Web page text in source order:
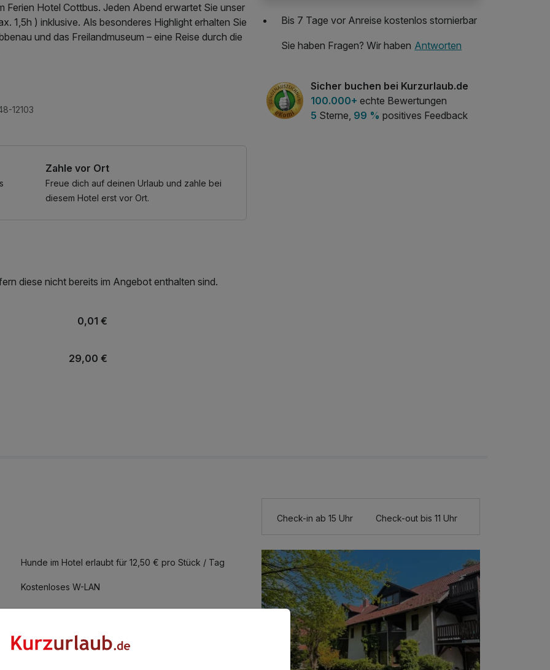
Ferien Hotel Cottbus. Jeden Abend erwartet Sie unser
1,5h ) inklusive. Als besonderes Highlight erhalten Sie
und das Freilandmuseum – eine Reise durch die
12103
Zahle vor Ort
Freue dich auf deinen Urlaub und zahle bei
diesem Hotel erst vor Ort.
diese nicht bereits im Angebot enthalten sind.
0,01 €
29,00 €
Bis 7 Tage vor Anreise kostenlos stornierbar
Sie haben Fragen? Wir haben Antworten
Sicher buchen bei Kurzurlaub.de
100.000+ echte Bewertungen
5 Sterne, 99 % positives Feedback
Hunde im Hotel erlaubt für 12,50 € pro Stück / Tag
Kostenloses W-LAN
Check-in ab 15 Uhr Check-out bis 11 Uhr